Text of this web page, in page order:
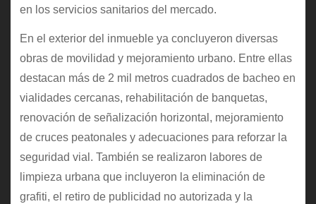
en los servicios sanitarios del mercado.
En el exterior del inmueble ya concluyeron diversas
obras de movilidad y mejoramiento urbano. Entre ellas
destacan más de 2 mil metros cuadrados de bacheo en
vialidades cercanas, rehabilitación de banquetas,
renovación de señalización horizontal, mejoramiento
de cruces peatonales y adecuaciones para reforzar la
seguridad vial. También se realizaron labores de
limpieza urbana que incluyeron la eliminación de
grafiti, el retiro de publicidad no autorizada y la